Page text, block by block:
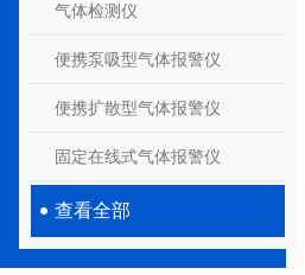
气体检测仪
便携泵吸型气体报警仪
便携扩散型气体报警仪
固定在线式气体报警仪
查看全部